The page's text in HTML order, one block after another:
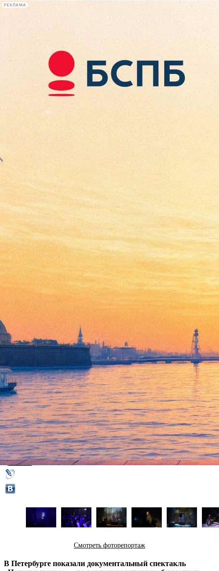
РЕКЛАМА
Сегодня:
2026.08.08
19:12
Афиша Plus
Это очень страшно и очень
честно
03 апреля 2016,17:27 Версия для печати
Смотреть фоторепортаж
В Петербурге показали документальный спектакль